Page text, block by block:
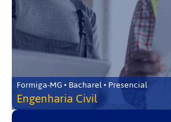
Formiga-MG • Bacharel • Presencial
Engenharia Civil